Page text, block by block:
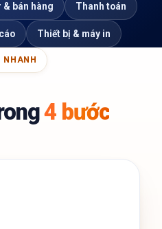
& bán hàng Thanh toán
Thiết bị & máy in
NHANH
4 bước